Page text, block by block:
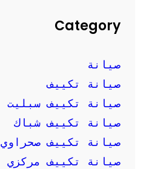
Category
صيانة
صيانة تكييف
صيانة تكييف سبليت
صيانة تكييف شباك
صيانة تكييف صحراوي
صيانة تكييف مركزي